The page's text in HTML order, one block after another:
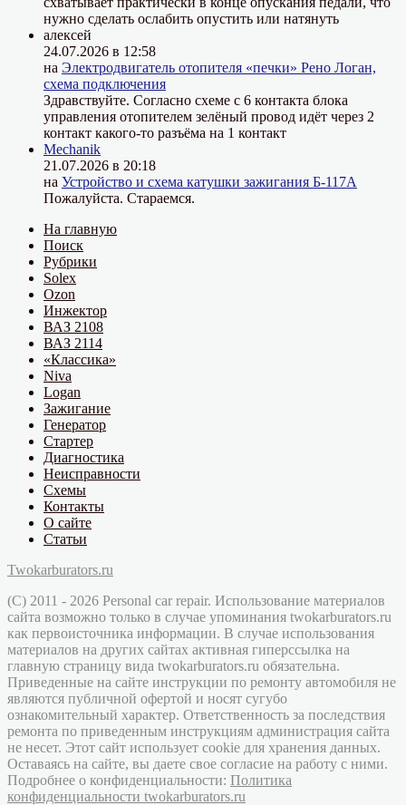
нужно сделать ослабить опустить или натянуть
алексей
24.07.2026 в 12:58
на Электродвигатель отопителя «печки» Рено Логан,
схема подключения
Здравствуйте. Согласно схеме с 6 контакта блока
управления отопителем зелёный провод идёт через 2
контакт какого-то разъёма на 1 контакт
Mechanik
21.07.2026 в 20:18
на Устройство и схема катушки зажигания Б-117А
Пожалуйста. Стараемся.
На главную
Поиск
Рубрики
Solex
Ozon
Инжектор
ВАЗ 2108
ВАЗ 2114
«Классика»
Niva
Logan
Зажигание
Генератор
Стартер
Диагностика
Неисправности
Схемы
Контакты
О сайте
Статьи
Twokarburators.ru
(C) 2011 - 2026 Personal car repair. Использование материалов
сайта возможно только в случае упоминания twokarburators.ru
как первоисточника информации. В случае использования
материалов на других сайтах активная гиперссылка на
главную страницу вида twokarburators.ru обязательна.
Приведенные на сайте инструкции по ремонту автомобиля не
являются публичной офертой и носят сугубо
ознакомительный характер. Ответственность за последствия
ремонта по приведенным инструкциям администрация сайта
не несет. Этот сайт использует cookie для хранения данных.
Оставаясь на сайте, вы даете свое согласие на работу с ними.
Подробнее о конфиденциальности: Политика
конфиденциальности twokarburators.ru